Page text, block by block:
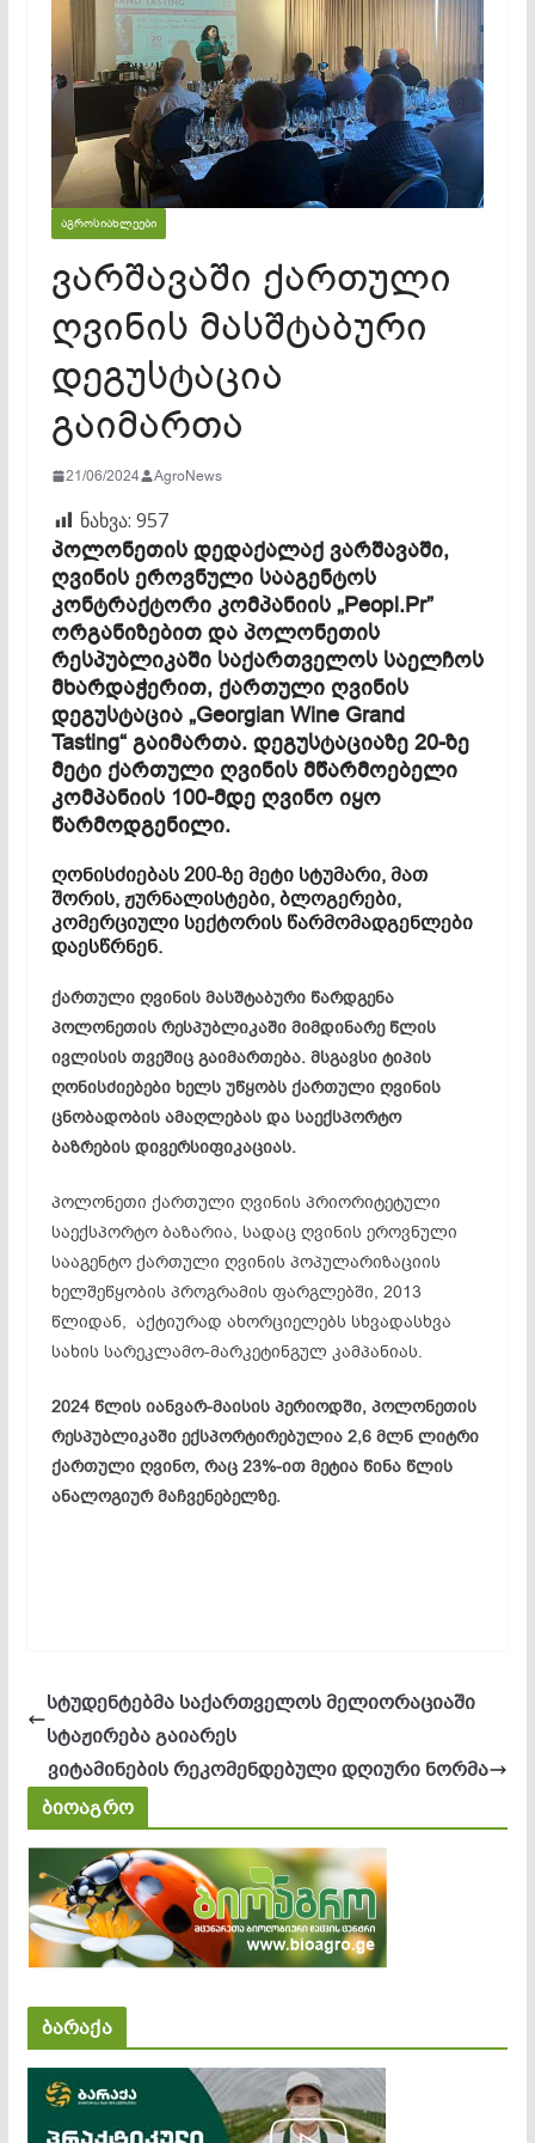
ᲐᲒᲠᲝᲡᲘᲐᲮᲚᲔᲔᲑᲘ
ვარშავაში ქართული
ღვინის მასშტაბური
დეგუსტაცია
გაიმართა
21/06/2024 AgroNews
ნახვა: 957
პოლონეთის დედაქალაქ ვარშავაში,
ღვინის ეროვნული სააგენტოს
კონტრაქტორი კომპანიის „Peopl.Pr”
ორგანიზებით და პოლონეთის
რესპუბლიკაში საქართველოს საელჩოს
მხარდაჭერით, ქართული ღვინის
დეგუსტაცია „Georgian Wine Grand
Tasting“ გაიმართა. დეგუსტაციაზე 20-ზე
მეტი ქართული ღვინის მწარმოებელი
კომპანიის 100-მდე ღვინო იყო
წარმოდგენილი.
ღონისძიებას 200-ზე მეტი სტუმარი, მათ
შორის, ჟურნალისტები, ბლოგერები,
კომერციული სექტორის წარმომადგენლები
დაესწრნენ.
ქართული ღვინის მასშტაბური წარდგენა
პოლონეთის რესპუბლიკაში მიმდინარე წლის
ივლისის თვეშიც გაიმართება. მსგავსი ტიპის
ღონისძიებები ხელს უწყობს ქართული ღვინის
ცნობადობის ამაღლებას და საექსპორტო
ბაზრების დივერსიფიკაციას.
პოლონეთი ქართული ღვინის პრიორიტეტული
საექსპორტო ბაზარია, სადაც ღვინის ეროვნული
სააგენტო ქართული ღვინის პოპულარიზაციის
ხელშეწყობის პროგრამის ფარგლებში, 2013
წლიდან, აქტიურად ახორციელებს სხვადასხვა
სახის სარეკლამო-მარკეტინგულ კამპანიას.
2024 წლის იანვარ-მაისის პერიოდში, პოლონეთის
რესპუბლიკაში ექსპორტირებულია 2,6 მლნ ლიტრი
ქართული ღვინო, რაც 23%-ით მეტია წინა წლის
ანალოგიურ მაჩვენებელზე.
სტუდენტებმა საქართველოს მელიორაციაში
სტაჟირება გაიარეს
ვიტამინების რეკომენდებული დღიური ნორმა
ბიოაგრო
ბარაქა